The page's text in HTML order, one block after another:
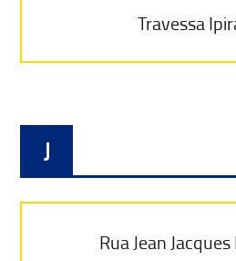
Travessa
J
Rua Jean